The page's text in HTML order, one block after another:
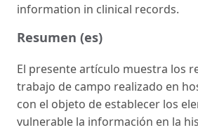
information in clinical records.
Resumen (es)
El presente artículo muestra los
trabajo de campo realizado en
con el objeto de establecer los
vulnerable la información en la